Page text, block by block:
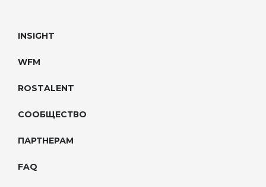
INSIGHT
WFM
ROSTALENT
СООБЩЕСТВО
ПАРТНЕРАМ
FAQ